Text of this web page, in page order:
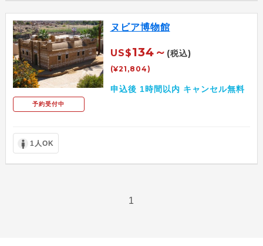
予約受付中
ヌビア博物館
US$134～ (税込)
(¥21,804)
申込後 1時間以内 キャンセル無料
1人OK
1